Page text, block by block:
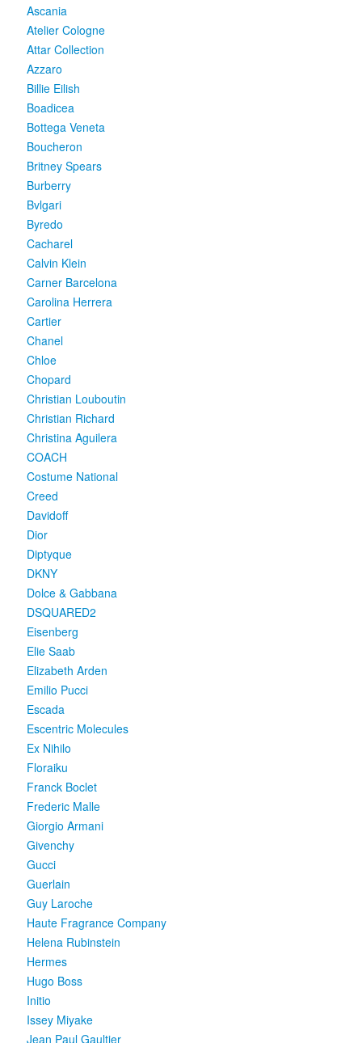
Ascania
Atelier Cologne
Attar Collection
Azzaro
Billie Eilish
Boadicea
Bottega Veneta
Boucheron
Britney Spears
Burberry
Bvlgari
Byredo
Cacharel
Calvin Klein
Carner Barcelona
Carolina Herrera
Cartier
Chanel
Chloe
Chopard
Christian Louboutin
Christian Richard
Christina Aguilera
COACH
Costume National
Creed
Davidoff
Dior
Diptyque
DKNY
Dolce & Gabbana
DSQUARED2
Eisenberg
Elie Saab
Elizabeth Arden
Emilio Pucci
Escada
Escentric Molecules
Ex Nihilo
Floraiku
Franck Boclet
Frederic Malle
Giorgio Armani
Givenchy
Gucci
Guerlain
Guy Laroche
Haute Fragrance Company
Helena Rubinstein
Hermes
Hugo Boss
Initio
Issey Miyake
Jean Paul Gaultier